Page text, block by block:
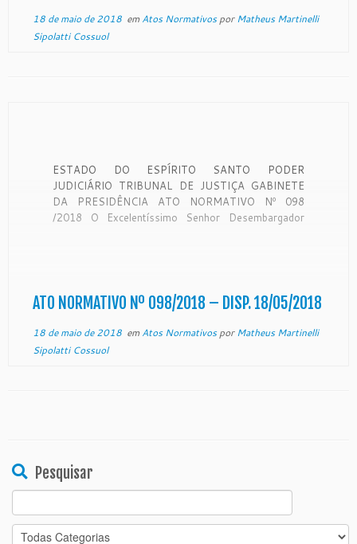
18 de maio de 2018em Atos NormativosporMatheus Martinelli
Sipolatti Cossuol
ESTADO DO ESPÍRITO SANTO PODER
JUDICIÁRIO TRIBUNAL DE JUSTIÇA GABINETE
DA PRESIDÊNCIA ATO NORMATIVO Nº 098
/2018 O Excelentíssimo Senhor Desembargador
ATO NORMATIVO Nº 098/2018 – DISP. 18/05/2018
18 de maio de 2018em Atos NormativosporMatheus Martinelli
Sipolatti Cossuol
Pesquisar
for: